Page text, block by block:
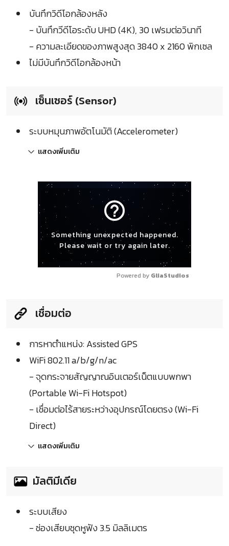
บันทึกวิดีโอกล้องหลัง
- บันทึกวีดีโอระดับ UHD (4K), 30 เฟรมต่อวินาที
- ความละเอียดของภาพสูงสุด 3840 x 2160 พิกเซล
ไม่มีบันทึกวิดีโอกล้องหน้า
เซ็นเซอร์ (Sensor)
ระบบหมุนภาพอัตโนมัติ (Accelerometer)
แสดงเพิ่มเติม
help_outline
Something unexpected happened.
Please wait or try again later.
Powered by GliaStudios
เชื่อมต่อ
การหาตำแหน่ง: Assisted GPS
WiFi 802.11 a/b/g/n/ac
- จุดกระจายสัญญาณอินเตอร์เน็ตแบบพกพา
(Portable Wi-Fi Hotspot)
- เชื่อมต่อไร้สายระหว่างอุปกรณ์โดยตรง (Wi-Fi
Direct)
แสดงเพิ่มเติม
มัลติมีเดีย
ระบบเสียง
- ช่องเสียบชุดหูฟัง 3.5 มิลลิเมตร